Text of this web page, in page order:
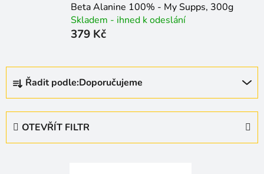
Beta Alanine 100% - My Supps, 300g
Skladem - ihned k odeslání
379 Kč
Ř
z
Řadit podle:Doporučujeme
OTEVŘÍT FILTR